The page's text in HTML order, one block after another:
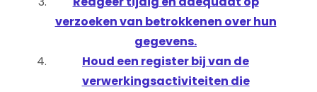
verzoeken van betrokkenen over hun
gegevens.
Houd een register bij van de
verwerkingsactiviteiten die